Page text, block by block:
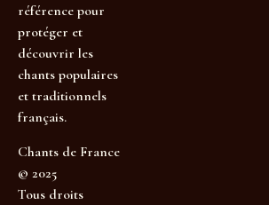
référence pour
protéger et
découvrir les
chants populaires
et traditionnels
français.
Chants de France
© 2025
Tous droits